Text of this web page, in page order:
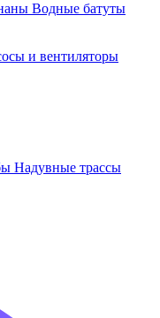
Водные батуты
и вентиляторы
Надувные трассы